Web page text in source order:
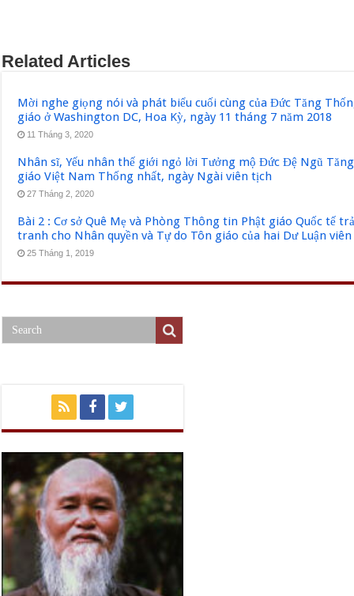
Related Articles
Mời nghe giọng nói và phát biểu cuối cùng của Đức Tăng
giáo ở Washington DC, Hoa Kỳ, ngày 11 tháng 7 năm 2018
11 Tháng 3, 2020
Nhân sĩ, Yếu nhân thế giới ngỏ lời Tưởng mộ Đức Đệ Ngũ
giáo Việt Nam Thống nhất, ngày Ngài viên tịch
27 Tháng 2, 2020
Bài 2 : Cơ sở Quê Mẹ và Phòng Thông tin Phật giáo Quốc tế
tranh cho Nhân quyền và Tự do Tôn giáo của hai Dư Luận viên
25 Tháng 1, 2019